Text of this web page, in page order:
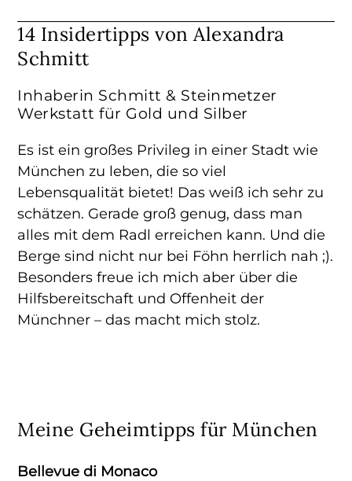
14 Insidertipps von Alexandra
Schmitt
Inhaberin Schmitt & Steinmetzer
Werkstatt für Gold und Silber
Es ist ein großes Privileg in einer Stadt wie
München zu leben, die so viel
Lebensqualität bietet! Das weiß ich sehr zu
schätzen. Gerade groß genug, dass man
alles mit dem Radl erreichen kann. Und die
Berge sind nicht nur bei Föhn herrlich nah ;).
Besonders freue ich mich aber über die
Hilfsbereitschaft und Offenheit der
Münchner – das macht mich stolz.
Meine Geheimtipps für München
Bellevue di Monaco